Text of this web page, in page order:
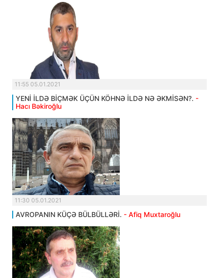
11:55 05.01.2021
YENİ İLDƏ BİÇMƏK ÜÇÜN KÖHNƏ İLDƏ NƏ ƏKMİSƏN?. -
Hacı Bəkiroğlu
11:30 05.01.2021
AVROPANIN KÜÇƏ BÜLBÜLLƏRİ. - Afiq Muxtaroğlu